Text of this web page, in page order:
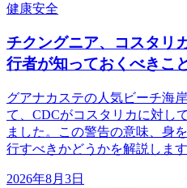
健康安全
チクングニア、コスタリ
行者が知っておくべきこ
グアナカステの人気ビーチ海
て、CDCがコスタリカに対し
ました。この警告の意味、身
行すべきかどうかを解説します
2026年8月3日